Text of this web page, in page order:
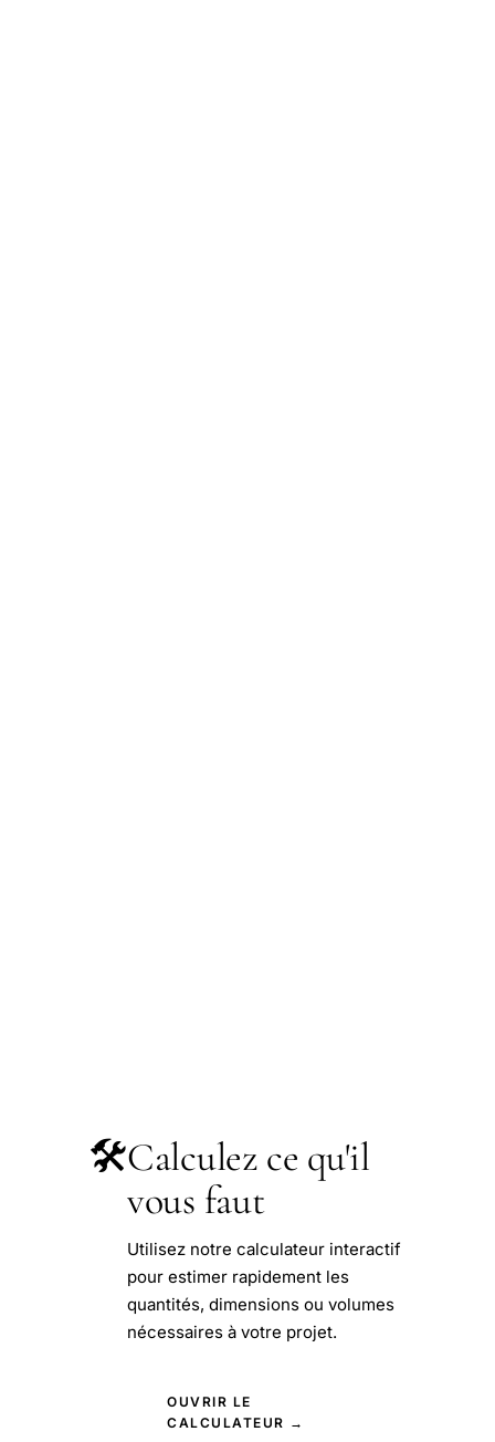
🛠️Calculez ce qu'il
vous faut
Utilisez notre calculateur interactif
pour estimer rapidement les
quantités, dimensions ou volumes
nécessaires à votre projet.
OUVRIR LE
CALCULATEUR →